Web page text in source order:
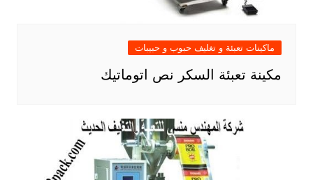
ماكينات تعبئة و تغليف حبوب و حبيبات
مكينة تعبئة السكر نص اتوماتيك